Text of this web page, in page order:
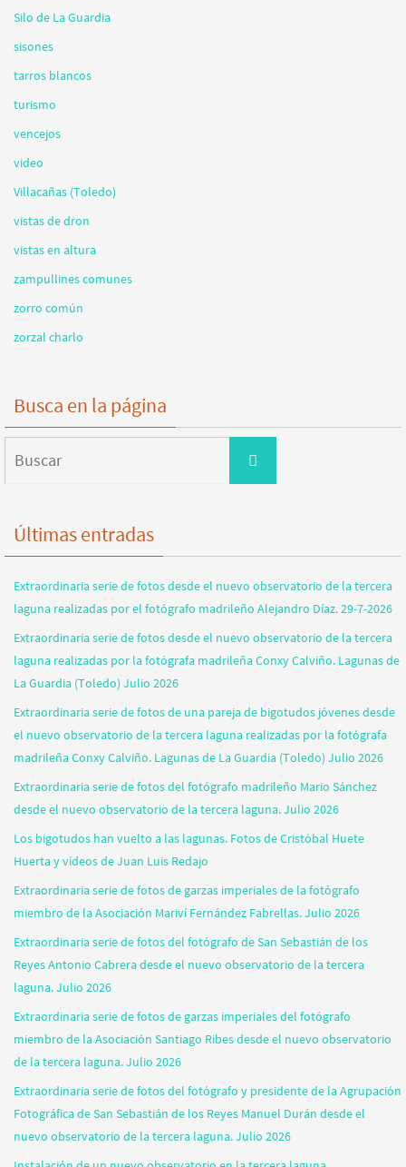
Silo de La Guardia
sisones
tarros blancos
turismo
vencejos
video
Villacañas (Toledo)
vistas de dron
vistas en altura
zampullines comunes
zorro común
zorzal charlo
Busca en la página
Buscar
Últimas entradas
Extraordinaria serie de fotos desde el nuevo observatorio de la tercera
laguna realizadas por el fotógrafo madrileño Alejandro Díaz. 29-7-2026
Extraordinaria serie de fotos desde el nuevo observatorio de la tercera
laguna realizadas por la fotógrafa madrileña Conxy Calviño. Lagunas de
La Guardia (Toledo) Julio 2026
Extraordinaria serie de fotos de una pareja de bigotudos jóvenes desde
el nuevo observatorio de la tercera laguna realizadas por la fotógrafa
madrileña Conxy Calviño. Lagunas de La Guardia (Toledo) Julio 2026
Extraordinaria serie de fotos del fotógrafo madrileño Mario Sánchez
desde el nuevo observatorio de la tercera laguna. Julio 2026
Los bigotudos han vuelto a las lagunas. Fotos de Cristóbal Huete
Huerta y vídeos de Juan Luis Redajo
Extraordinaria serie de fotos de garzas imperiales de la fotógrafo
miembro de la Asociación Mariví Fernández Fabrellas. Julio 2026
Extraordinaria serie de fotos del fotógrafo de San Sebastián de los
Reyes Antonio Cabrera desde el nuevo observatorio de la tercera
laguna. Julio 2026
Extraordinaria serie de fotos de garzas imperiales del fotógrafo
miembro de la Asociación Santiago Ribes desde el nuevo observatorio
de la tercera laguna. Julio 2026
Extraordinaria serie de fotos del fotógrafo y presidente de la Agrupación
Fotográfica de San Sebastián de los Reyes Manuel Durán desde el
nuevo observatorio de la tercera laguna. Julio 2026